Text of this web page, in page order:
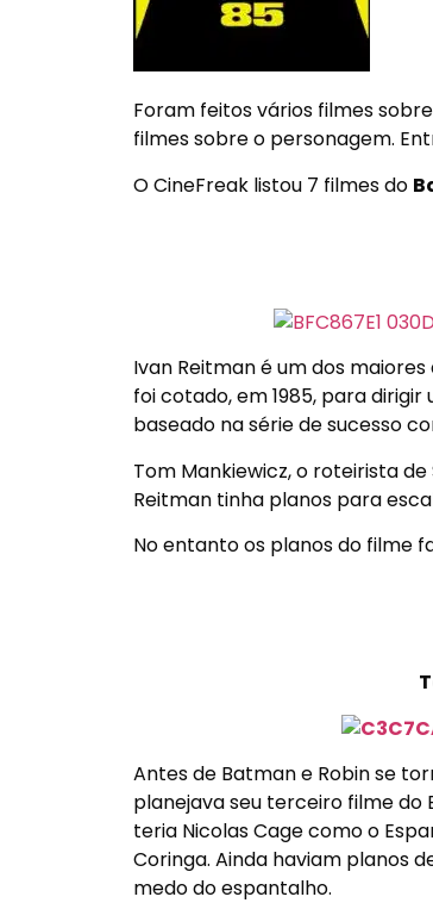
Foram feitos vários filmes
filmes sobre o personagem.
O CineFreak listou 7 filmes do
Ivan Reitman é um dos
foi cotado, em 1985, para dirigir
baseado na série de sucesso
Tom Mankiewicz, o roteirista
Reitman tinha planos para
No entanto os planos do filme
Antes de Batman e Robin se
planejava seu terceiro filme do
teria Nicolas Cage como o
Coringa. Ainda haviam planos
medo do espantalho.